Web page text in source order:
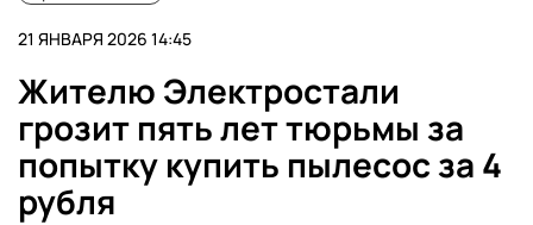
21 ЯНВАРЯ 2026 14:45
Жителю Электростали
грозит пять лет тюрьмы за
попытку купить пылесос за 4
рубля